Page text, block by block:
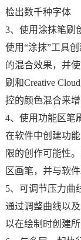
检出数千种字体
3、使用涂抹笔刷
使用“涂抹”工具
的混合效果，并
刷和Creative
控的颜色混合来
4、使用功能区笔
在软件中创建功
限的创作可能性
区画笔，并与软
5、可调节压力曲
通过调整曲线以
以在绘制时创建